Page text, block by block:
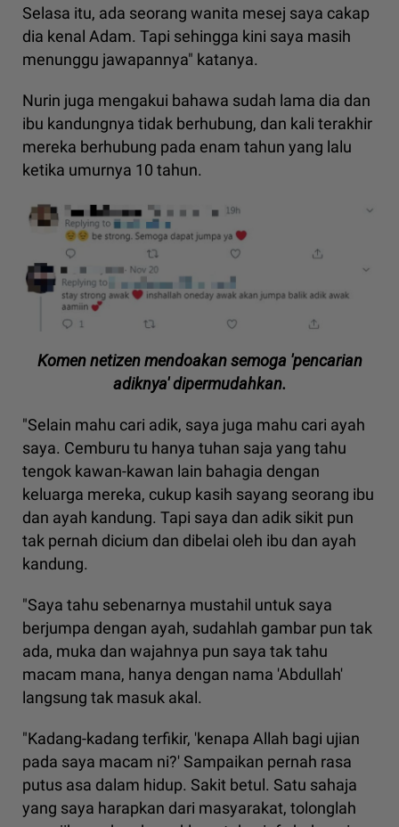
Selasa itu, ada seorang wanita mesej saya cakap
dia kenal Adam. Tapi sehingga kini saya masih
menunggu jawapannya" katanya.
Nurin juga mengakui bahawa sudah lama dia dan
ibu kandungnya tidak berhubung, dan kali terakhir
mereka berhubung pada enam tahun yang lalu
ketika umurnya 10 tahun.
Komen netizen mendoakan semoga 'pencarian
adiknya' dipermudahkan.
"Selain mahu cari adik, saya juga mahu cari ayah
saya. Cemburu tu hanya tuhan saja yang tahu
tengok kawan-kawan lain bahagia dengan
keluarga mereka, cukup kasih sayang seorang ibu
dan ayah kandung. Tapi saya dan adik sikit pun
tak pernah dicium dan dibelai oleh ibu dan ayah
kandung.
"Saya tahu sebenarnya mustahil untuk saya
berjumpa dengan ayah, sudahlah gambar pun tak
ada, muka dan wajahnya pun saya tak tahu
macam mana, hanya dengan nama 'Abdullah'
langsung tak masuk akal.
"Kadang-kadang terfikir, 'kenapa Allah bagi ujian
pada saya macam ni?' Sampaikan pernah rasa
putus asa dalam hidup. Sakit betul. Satu sahaja
yang saya harapkan dari masyarakat, tolonglah